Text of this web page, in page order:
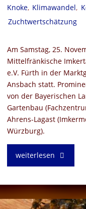
Februar
Knoke, Klimawandel,
Zuchtwertschätzung
Am Samstag, 25.
Mittelfränkische
e.V. Fürth in der
Ansbach statt.
von der Bayerischen
Gartenbau
Ahrens-Lagast
Würzburg).
weiterlesen"Imkertag
Bezirks